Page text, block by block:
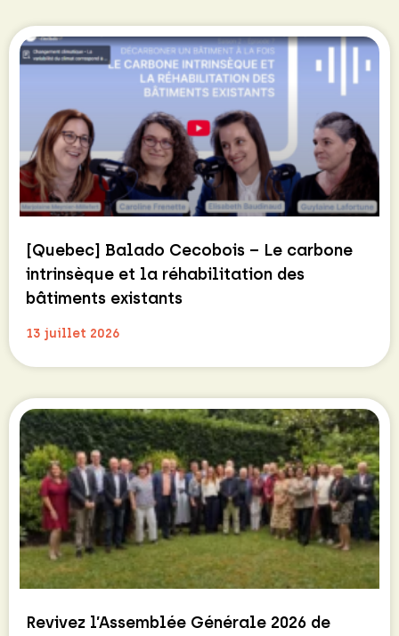
[Quebec] Balado Cecobois – Le carbone
intrinsèque et la réhabilitation des
bâtiments existants
13 juillet 2026
Revivez l’Assemblée Générale 2026 de